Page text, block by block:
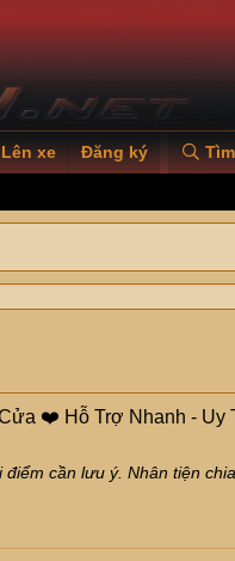
Lên xe Đăng ký
❤️ Hỗ Trợ Nhanh - Uy
cần lưu ý. Nhân tiện